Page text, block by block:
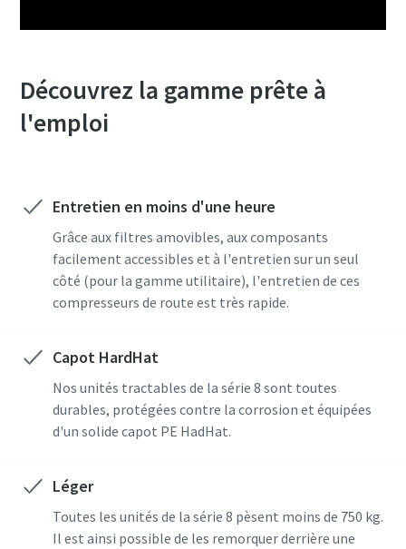
Offre spéciale sur les outils hydrauliques
Découvrez nos packs d'outils hydrauliques et choisissez
celui qui vous convient le mieux.
Découvrez la gamme prête à
l'emploi
Entretien en moins d'une heure
Grâce aux filtres amovibles, aux composants
facilement accessibles et à l'entretien sur un seul
côté (pour la gamme utilitaire), l'entretien de ces
compresseurs de route est très rapide.
Capot HardHat
Nos unités tractables de la série 8 sont toutes
durables, protégées contre la corrosion et équipées
d'un solide capot PE HadHat.
Léger
Toutes les unités de la série 8 pèsent moins de 750 kg.
Il est ainsi possible de les remorquer derrière une